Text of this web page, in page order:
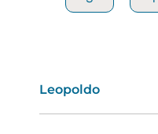
Leopoldo
Amanda